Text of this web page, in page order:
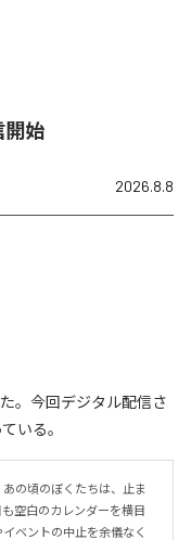
開始
2026.8.8
た。今回デジタル配信さ
いる。
の頃のぼくたちは、止ま
空白のカレンダーを横目
ベントの中止を余儀なく